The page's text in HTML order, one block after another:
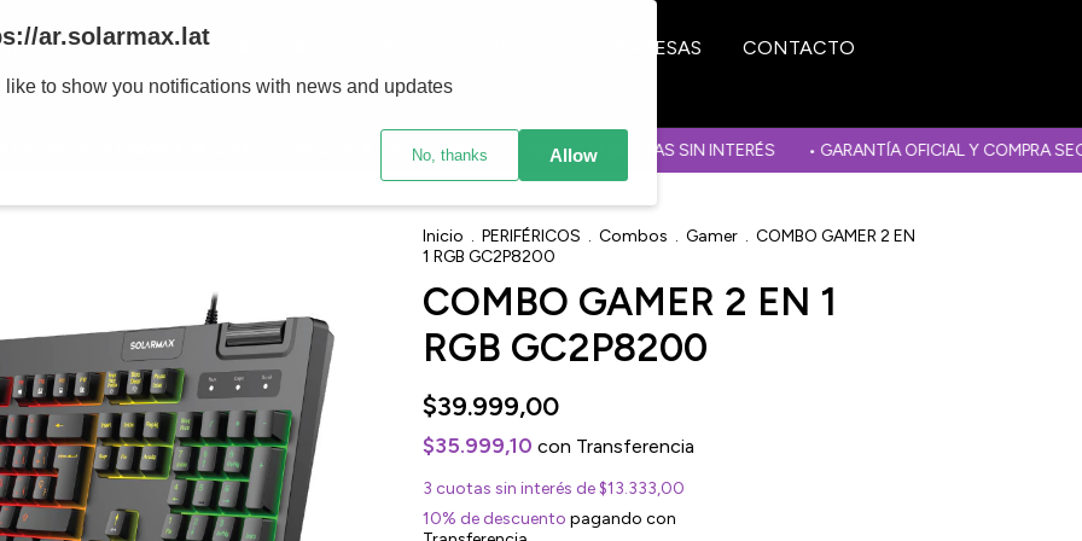
COMPUTADORAS EMPRESAS CONTACTO
• ENVÍOS A TODO EL PAIS • HASTA 12 CUOTAS SIN INTERÉS • GARANTÍA OFICIAL Y COMPRA
Inicio . PERIFÉRICOS . Combos . Gamer . COMBO GAMER 2 EN
1 RGB GC2P8200
COMBO GAMER 2 EN 1
RGB GC2P8200
$39.999,00
$35.999,10 con Transferencia
3 cuotas sin interés de$13.333,00
10% de descuento pagando con
ar.solarmax.lat
like to show you notifications with news and updates
No, thanks Allow